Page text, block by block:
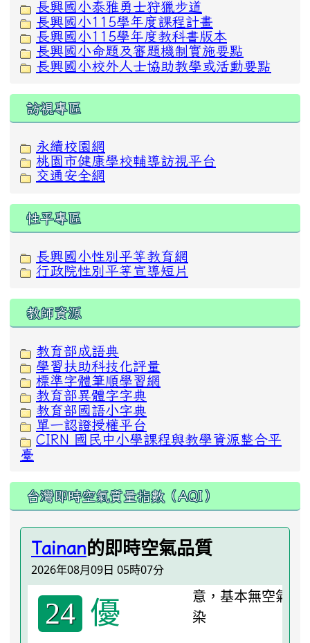
長興國小泰雅勇士狩獵步道
長興國小115學年度課程計畫
長興國小115學年度教科書版本
長興國小命題及審題機制實施要點
長興國小校外人士協助教學或活動要點
訪視專區
永續校園網
桃園市健康學校輔導訪視平台
交通安全網
性平專區
長興國小性別平等教育網
行政院性別平等宣導短片
教師資源
教育部成語典
學習扶助科技化評量
標準字體筆順學習網
教育部異體字字典
教育部國語小字典
單一認證授權平台
CIRN 國民中小學課程與教學資源整合平
臺
台灣即時空氣質量指數（AQI）
Tainan的即時空氣品質
2026年08月09日 05時07分
24 優